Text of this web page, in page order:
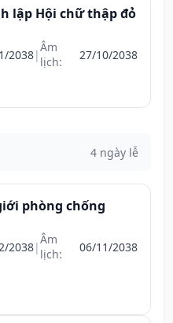
lập Hội chữ thập đỏ
2038|Âm
lịch:
27/10/2038
4 ngày lễ
phòng chống
2038|Âm
lịch:
06/11/2038